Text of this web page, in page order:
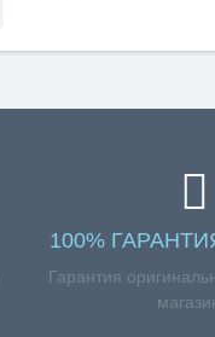
100%
Гарантия